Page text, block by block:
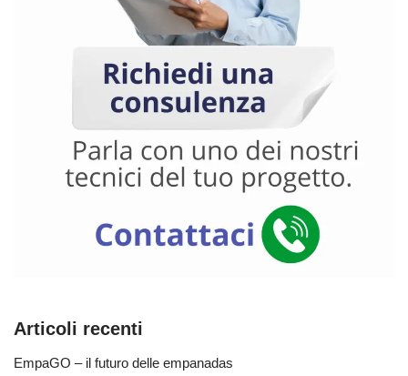
Articoli recenti
EmpaGO – il futuro delle empanadas